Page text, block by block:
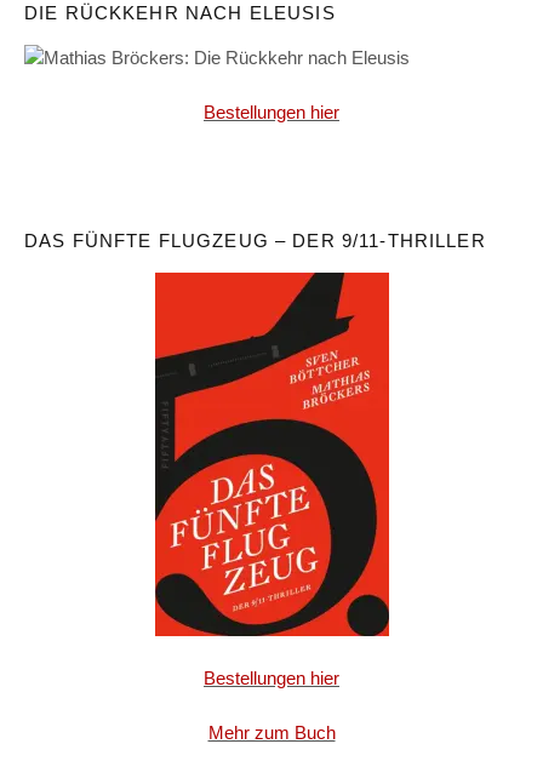
DIE RÜCKKEHR NACH ELEUSIS
Bestellungen hier
DAS FÜNFTE FLUGZEUG – DER 9/11-THRILLER
Bestellungen hier
Mehr zum Buch